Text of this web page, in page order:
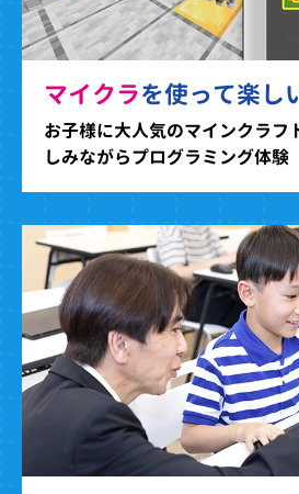
マイクラを使って楽し
お子様に大人気のマインクラフ
しみながらプログラミング体験